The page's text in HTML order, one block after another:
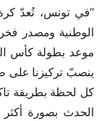
“في تونس، تُعدّ كرة
الوطنية ومصدر
ينصبّ تركيزنا
كل لحظة بطريقة
الحدث بصورة